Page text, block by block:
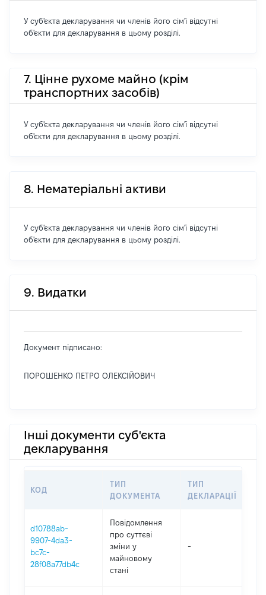
У суб'єкта декларування чи членів його сім'ї відсутні
об'єкти для декларування в цьому розділі.
7. Цінне рухоме майно (крім
транспортних засобів)
У суб'єкта декларування чи членів його сім'ї відсутні
об'єкти для декларування в цьому розділі.
8. Нематеріальні активи
У суб'єкта декларування чи членів його сім'ї відсутні
об'єкти для декларування в цьому розділі.
9. Видатки
Документ підписано:
ПОРОШЕНКО ПЕТРО ОЛЕКСІЙОВИЧ
Інші документи суб'єкта
декларування
КОД
ТИП
ДОКУМЕНТА
ТИП
ДЕКЛАРАЦІЇ
d10788ab-
9907-4da3-
bc7c-
28f08a77db4c
Повідомлення
про суттєві
зміни y
майновому
стані
-